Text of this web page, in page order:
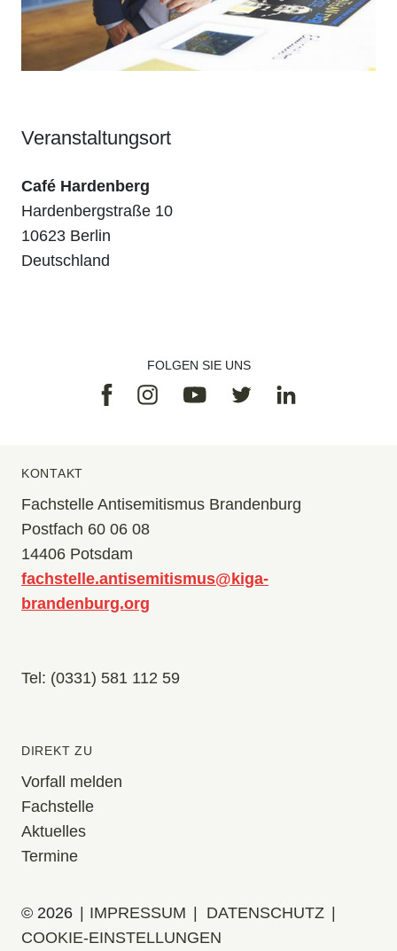
Veranstaltungsort
Café Hardenberg
Hardenbergstraße 10
10623 Berlin
Deutschland
FOLGEN SIE UNS
FacebookInstagramYoutubeTwitterLinkedin
KONTAKT
Fachstelle Antisemitismus Brandenburg
Postfach 60 06 08
14406 Potsdam
fachstelle.antisemitismus@kiga-
brandenburg.org
Tel: (0331) 581 112 59
DIREKT ZU
Vorfall melden
Fachstelle
Aktuelles
Termine
© 2026 IMPRESSUM
DATENSCHUTZ
COOKIE-EINSTELLUNGEN